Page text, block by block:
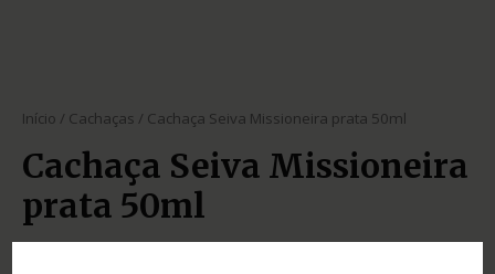
Início / Cachaças / Cachaça Seiva Missioneira prata 50ml
Cachaça Seiva Missioneira
prata 50ml